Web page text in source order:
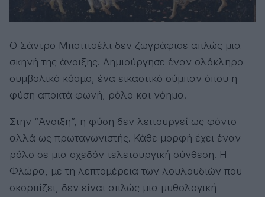
Ο Σάντρο Μποτιτσέλι δεν ζωγράφισε απλώς μια
σκηνή της άνοιξης. Δημιούργησε έναν ολόκληρο
συμβολικό κόσμο, ένα εικαστικό σύμπαν όπου η
φύση αποκτά φωνή, ρόλο και νόημα.
Στην “Άνοιξη”, η φύση δεν λειτουργεί ως φόντο
αλλά ως πρωταγωνιστής. Κάθε μορφή έχει έναν
ρόλο σε μια σχεδόν τελετουργική σύνθεση. Η
Φλώρα, με τη λεπτομέρεια των λουλουδιών που
σκορπίζει, δεν είναι απλώς μια μυθολογική